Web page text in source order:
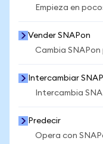
Empieza en
Vender SNAPon
Cambia
Intercambiar
Intercambia
Predecir
Opera con